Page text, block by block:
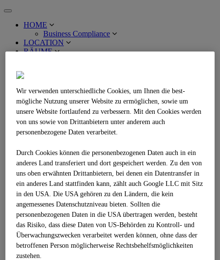
Toggle
navigation
HOME
Business Compliance
LOCATION
RÄUME
MM Stage Foyer
MM Stage Maxi
MM Stage Mini
MM Stage Maxi+Mini
MM Stage Foyer+Maxi+Mini
Sky Stage
Sky Stage Mini
Sky Stage Maxi
Sky Stage Bar
Sky Stage Maxi+Mini
Sky Stage Point, Mini, Maxi + Bar
Business Stage
Business Stage Übersicht
Business Stage 1.1
Business Stage 1.2
Business Stage 1.3
Business Stage 1.4
Gironcoli Kristall
REFERENZEN
Wir verwenden unterschiedliche Cookies, um Ihnen die best­
mögliche Nutzung unserer Website zu ermöglichen, sowie um
unsere Website fortlaufend zu verbessern. Mit den Cookies werden
von uns sowie von Drittanbietern unter anderem auch
personenbezogene Daten verarbeitet.
Durch Cookies können die personenbezogenen Daten auch in ein
anderes Land transferiert und dort gespeichert werden. Zu den von
uns oben erwähnten Drittanbietern, bei denen ein Datentransfer in
ein anderes Land stattfinden kann, zählt auch Google LLC mit Sitz
in den USA. Die USA gehören zu den Ländern, die kein
angemessenes Datenschutzniveau bieten. Sollten die
personenbezogenen Daten in die USA übertragen werden, besteht
das Risiko, dass diese Daten von US-Behörden zu Kontroll- und
Überwachungszwecken verarbeitet werden können, ohne dass der
betroffenen Person möglicherweise Rechtsbehelfsmöglichkeiten
zustehen.